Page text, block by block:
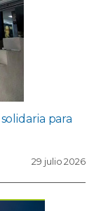
para
29 julio 2026